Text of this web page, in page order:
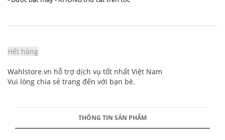
Hết hàng
Wahlstore.vn hỗ trợ dịch vụ tốt nhất Việt Nam
Vui lòng chia sẻ trang đến với bạn bè.
THÔNG TIN SẢN PHẨM